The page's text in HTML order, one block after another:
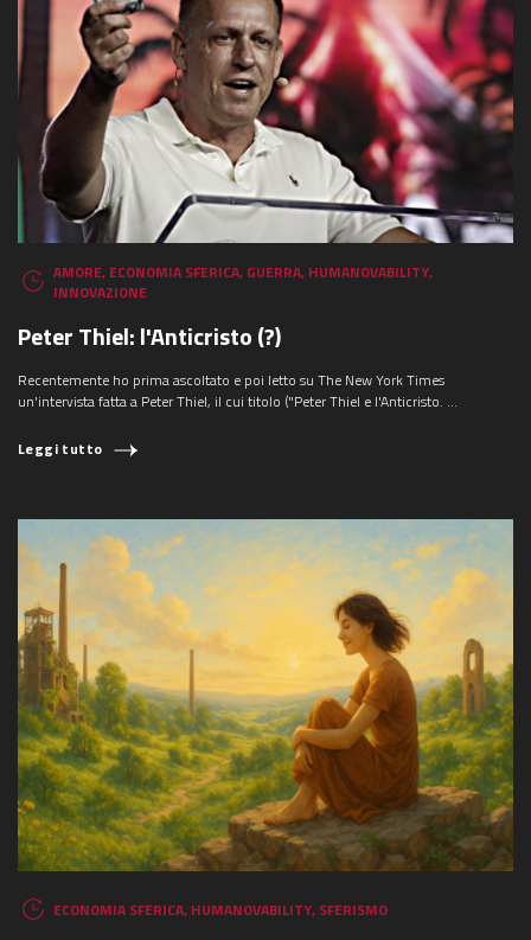
AMORE, ECONOMIA SFERICA, GUERRA, HUMANOVABILITY,
INNOVAZIONE
Peter Thiel: l'Anticristo (?)
Recentemente ho prima ascoltato e poi letto su The New York Times
un'intervista fatta a Peter Thiel, il cui titolo ("Peter Thiel e l'Anticristo. ...
Leggi tutto
ECONOMIA SFERICA, HUMANOVABILITY, SFERISMO